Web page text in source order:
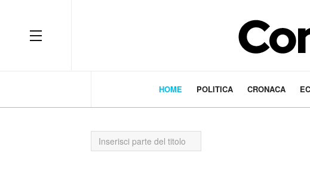
HOME POLITICA CRONACA
Inserisci
parte